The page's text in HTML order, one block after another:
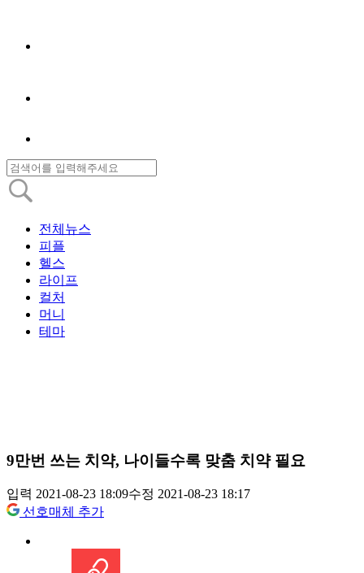
전체뉴스
피플
헬스
라이프
컬처
머니
테마
9만번 쓰는 치약, 나이들수록 맞춤 치약 필요
입력 2021-08-23 18:09수정 2021-08-23 18:17
선호매체 추가